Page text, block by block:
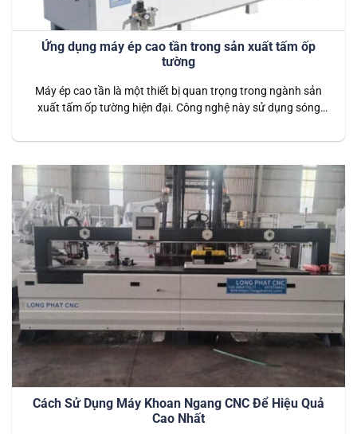
Ứng dụng máy ép cao tần trong sản xuất tấm ốp
tường
Máy ép cao tần là một thiết bị quan trọng trong ngành sản
xuất tấm ốp tường hiện đại. Công nghệ này sử dụng sóng
các vật liệu với nhau một cách hiệu quả và nhanh chóng. So
Cách Sử Dụng Máy Khoan Ngang CNC Để Hiệu Quả
Cao Nhất